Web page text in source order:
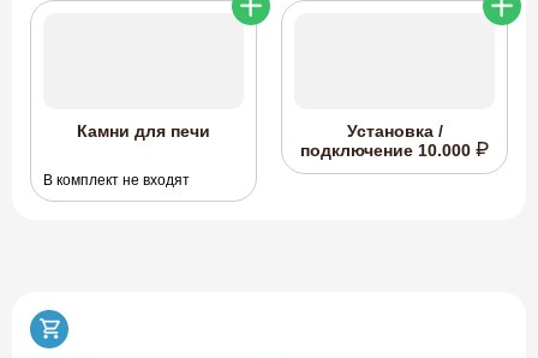
Камни для печи
В комплект не входят
Установка /
подключение 10.000